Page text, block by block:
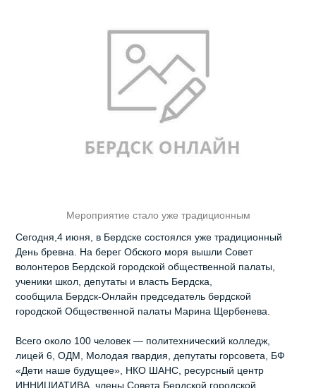
Мероприятие стало уже традиционным
Сегодня,4 июня, в Бердске состоялся уже традиционный
День бревна. На берег Обского моря вышли Совет
волонтеров Бердской городской общественной палаты,
ученики школ, депутаты и власть Бердска,
сообщила Бердск-Онлайн председатель бердской
городской Общественной палаты Марина Щербенева.
Всего около 100 человек — политехнический колледж,
лицей 6, ОДМ, Молодая гвардия, депутаты горсовета, БФ
«Дети наше будущее», НКО ШАНС, ресурсный центр
ИННИЦИАТИВА, члены Совета Бердской городской